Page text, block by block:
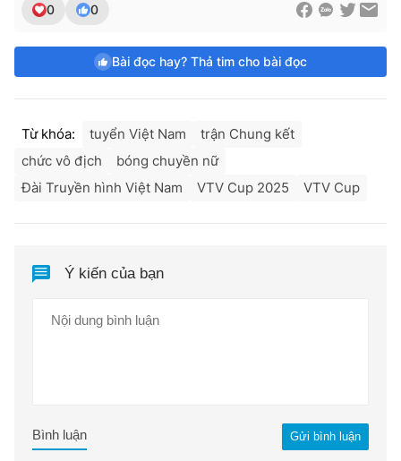
0 0
Bài đọc hay? Thả tim cho bài đọc
Từ khóa: tuyển Việt Nam
trận Chung kết
chức vô địch
bóng chuyền nữ
Đài Truyền hình Việt Nam
VTV Cup 2025 VTV Cup
Ý kiến của bạn
Gửi bình luận
Bình luận